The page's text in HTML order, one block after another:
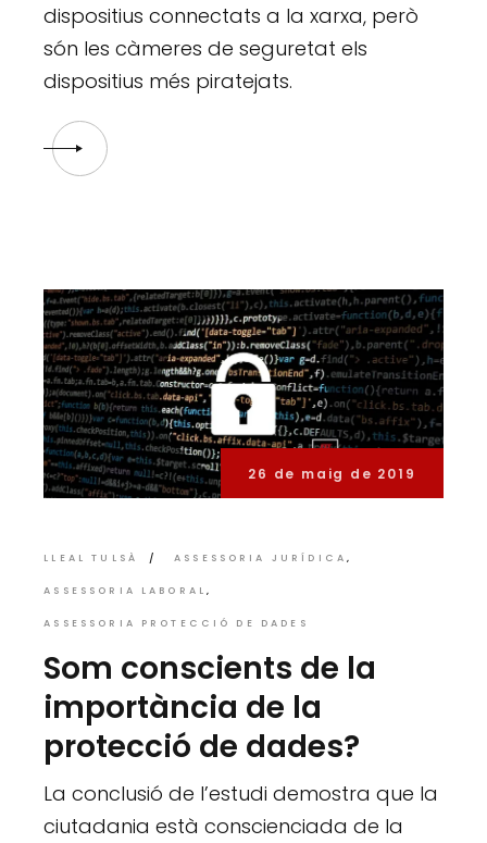
dispositius connectats a la xarxa, però
són les càmeres de seguretat els
dispositius més piratejats.
26 de maig de 2019
LLEAL TULSÀ ASSESSORIA JURÍDICA
ASSESSORIA LABORAL
ASSESSORIA PROTECCIÓ DE DADES
Som conscients de la
importància de la
protecció de dades?
La conclusió de l’estudi demostra que la
ciutadania està conscienciada de la